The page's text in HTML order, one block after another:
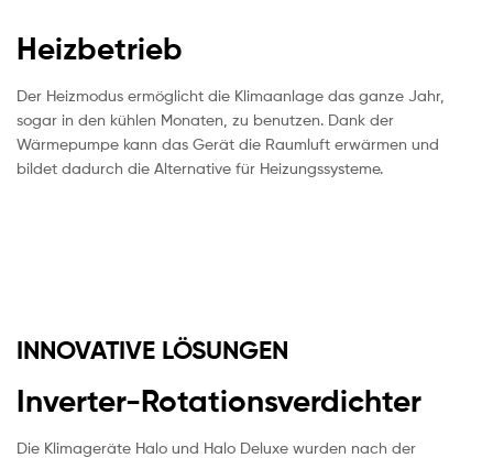
Heizbetrieb
Der Heizmodus ermöglicht die Klimaanlage das ganze Jahr,
sogar in den kühlen Monaten, zu benutzen. Dank der
Wärmepumpe kann das Gerät die Raumluft erwärmen und
bildet dadurch die Alternative für Heizungssysteme.
INNOVATIVE LÖSUNGEN
Inverter-Rotationsverdichter
Die Klimageräte Halo und Halo Deluxe wurden nach der